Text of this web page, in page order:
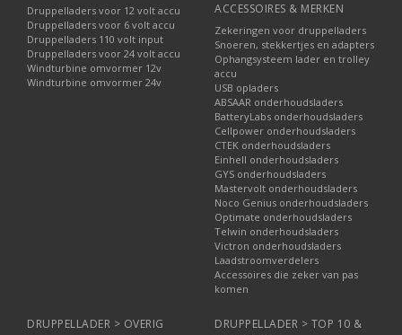
Druppelladers voor 12 volt accu
Druppelladers voor 6 volt accu
Druppelladers 110 volt input
Druppelladers voor 24 volt accu
Windturbine omvormer 12v
Windturbine omvormer 24v
ACCESSOIRES & MERKEN
Zekeringen voor druppelladers
Snoeren, stekkertjes en adapters
Ophangsysteem lader en trolley
accu
USB opladers
ABSAAR onderhoudsladers
BatteryLabs onderhoudsladers
Cellpower onderhoudsladers
CTEK onderhoudsladers
Einhell onderhoudsladers
GYS onderhoudsladers
Mastervolt onderhoudsladers
Noco Genius onderhoudsladers
Optimate onderhoudsladers
Telwin onderhoudsladers
Victron onderhoudsladers
Laadstroomverdelers
Accessoires die zeker van pas
komen
DRUPPELLADER > OVERIG
DRUPPELLADER > TOP 10 &